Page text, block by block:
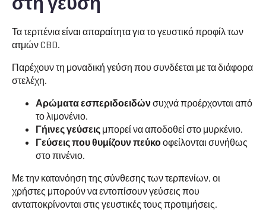
Τα τερπένια είναι απαραίτητα για το γευστικό προφίλ των
ατμών CBD.
Παρέχουν τη μοναδική γεύση που συνδέεται με τα διάφορα
στελέχη.
Αρώματα εσπεριδοειδώνσυχνά προέρχονται από
το λιμονένιο.
Γήινες γεύσεις μπορεί να αποδοθεί στο μυρκένιο.
Γεύσεις που θυμίζουν πεύκοοφείλονται συνήθως
στο πινένιο.
Με την κατανόηση της σύνθεσης των τερπενίων, οι
χρήστες μπορούν να εντοπίσουν γεύσεις που
ανταποκρίνονται στις γευστικές τους προτιμήσεις.